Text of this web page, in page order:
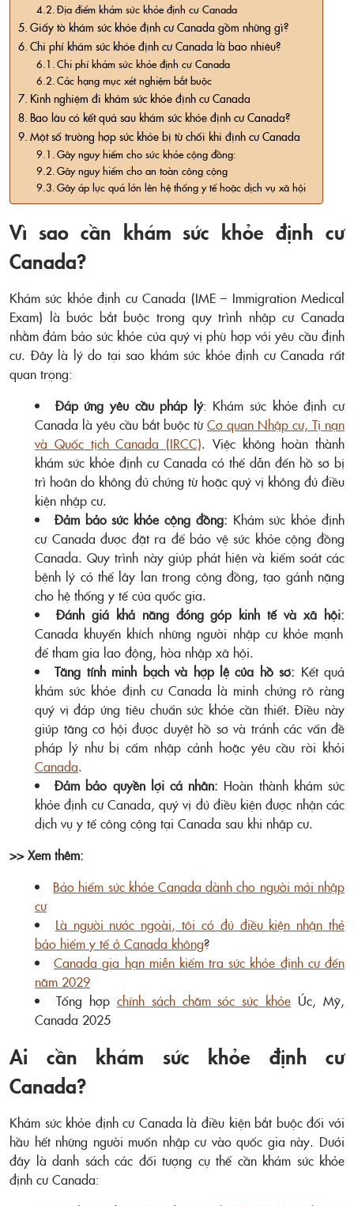
Địa điểm khám sức khỏe định cư Canada
Giấy tờ khám sức khỏe định cư Canada gồm những gì?
Chi phí khám sức khỏe định cư Canada là bao nhiêu?
Chi phí khám sức khỏe định cư Canada
Các hạng mục xét nghiệm bắt buộc
Kinh nghiệm đi khám sức khỏe định cư Canada
Bao lâu có kết quả sau khám sức khỏe định cư Canada?
Một số trường hợp sức khỏe bị từ chối khi định cư Canada
Gây nguy hiểm cho sức khỏe cộng đồng:
Gây nguy hiểm cho an toàn công cộng
Gây áp lực quá lớn lên hệ thống y tế hoặc dịch vụ xã hội
Vì sao cần khám sức khỏe định cư
Canada?
Khám sức khỏe định cư Canada (IME – Immigration Medical
Exam) là bước bắt buộc trong quy trình nhập cư Canada
nhằm đảm bảo sức khỏe của quý vị phù hợp với yêu cầu định
cư. Đây là lý do tại sao khám sức khỏe định cư Canada rất
quan trọng:
Đáp ứng yêu cầu pháp lý: Khám sức khỏe định cư
Canada là yêu cầu bắt buộc từCơ quan Nhập cư, Tị nạn
và Quốc tịch Canada (IRCC). Việc không hoàn thành
khám sức khỏe định cư Canada có thể dẫn đến hồ sơ bị
trì hoãn do không đủ chứng từ hoặc quý vị không đủ điều
kiện nhập cư.
Đảm bảo sức khỏe cộng đồng: Khám sức khỏe định
cư Canada được đặt ra để bảo vệ sức khỏe cộng đồng
Canada. Quy trình này giúp phát hiện và kiểm soát các
bệnh lý có thể lây lan trong cộng đồng, tạo gánh nặng
cho hệ thống y tế của quốc gia.
Đánh giá khả năng đóng góp kinh tế và xã hội:
Canada khuyến khích những người nhập cư khỏe mạnh
để tham gia lao động, hòa nhập xã hội.
Tăng tính minh bạch và hợp lệ của hồ sơ: Kết quả
khám sức khỏe định cư Canada là minh chứng rõ ràng
quý vị đáp ứng tiêu chuẩn sức khỏe cần thiết. Điều này
giúp tăng cơ hội được duyệt hồ sơ và tránh các vấn đề
pháp lý như bị cấm nhập cảnh hoặc yêu cầu rời khỏi
Canada.
Đảm bảo quyền lợi cá nhân: Hoàn thành khám sức
khỏe định cư Canada, quý vị đủ điều kiện được nhận các
dịch vụ y tế công cộng tại Canada sau khi nhập cư.
>> Xem thêm:
Bảo hiểm sức khỏe Canada dành cho người mới nhập
cư
Là người nước ngoài, tôi có đủ điều kiện nhận thẻ
bảo hiểm y tế ở Canada không?
Canada gia hạn miễn kiểm tra sức khỏe định cư đến
năm 2029
Tổng hợp chính sách chăm sóc sức khỏe Úc, Mỹ,
Canada 2025
Ai cần khám sức khỏe định cư
Canada?
Khám sức khỏe định cư Canada là điều kiện bắt buộc đối với
hầu hết những người muốn nhập cư vào quốc gia này. Dưới
đây là danh sách các đối tượng cụ thể cần khám sức khỏe
định cư Canada: